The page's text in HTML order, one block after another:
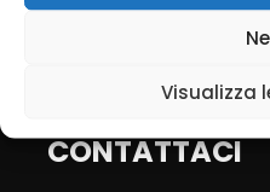
Visualizza
Partner
CONTATTACI